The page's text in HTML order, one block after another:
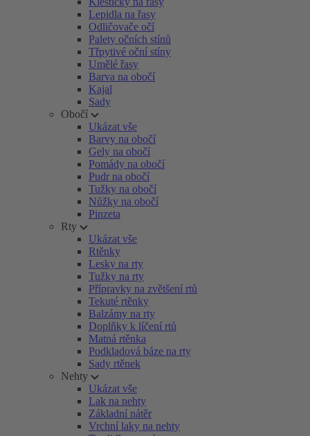
Lepidla na řasy
Odličovače očí
Palety očních stínů
Třpytivé oční stíny
Umělé řasy
Barva na obočí
Kajal
Sady
Obočí
Ukázat vše
Barvy na obočí
Gely na obočí
Pomády na obočí
Pudr na obočí
Tužky na obočí
Nůžky na obočí
Pinzeta
Rty
Ukázat vše
Rtěnky
Lesky na rty
Tužky na rty
Přípravky na zvětšení rtů
Tekuté rtěnky
Balzámy na rty
Doplňky k líčení rtů
Matná rtěnka
Podkladová báze na rty
Sady rtěnek
Nehty
Ukázat vše
Lak na nehty
Základní nátěr
Vrchní laky na nehty